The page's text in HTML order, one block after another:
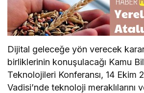
Dijital geleceğe yön verecek
birliklerinin konuşulacağı Kamu
Teknolojileri Konferansı, 14 Ekim
Vadisi’nde teknoloji meraklılarını